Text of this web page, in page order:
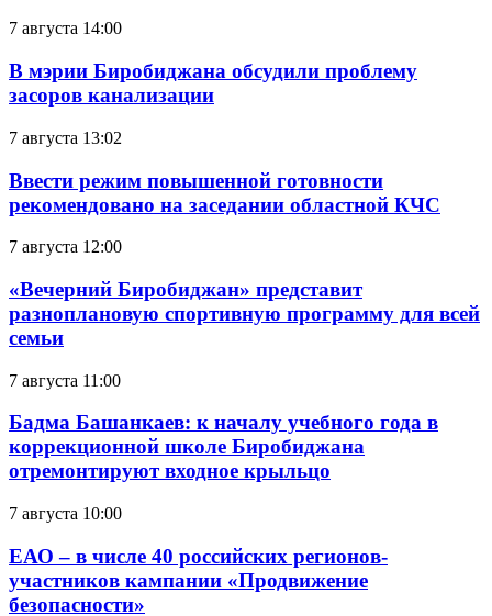
7 августа 14:00
В мэрии Биробиджана обсудили проблему
засоров канализации
7 августа 13:02
Ввести режим повышенной готовности
рекомендовано на заседании областной КЧС
7 августа 12:00
«Вечерний Биробиджан» представит
разноплановую спортивную программу для всей
семьи
7 августа 11:00
Бадма Башанкаев: к началу учебного года в
коррекционной школе Биробиджана
отремонтируют входное крыльцо
7 августа 10:00
ЕАО – в числе 40 российских регионов-
участников кампании «Продвижение
безопасности»